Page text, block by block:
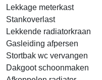
Lekkage meterkast
Stankoverlast
Lekkende radiatorkraan
Gasleiding afpersen
Stortbak wc vervangen
Dakgoot schoonmaken